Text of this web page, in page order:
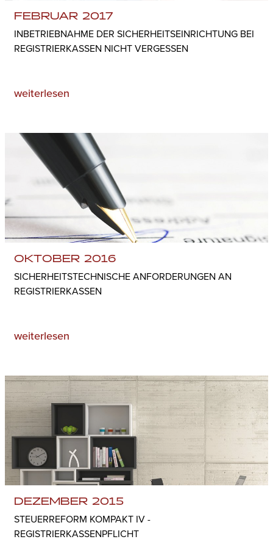
FEBRUAR 2017
INBETRIEBNAHME DER SICHERHEITSEINRICHTUNG BEI
REGISTRIERKASSEN NICHT VERGESSEN
weiterlesen
OKTOBER 2016
SICHERHEITSTECHNISCHE ANFORDERUNGEN AN
REGISTRIERKASSEN
weiterlesen
DEZEMBER 2015
STEUERREFORM KOMPAKT IV -
REGISTRIERKASSENPFLICHT